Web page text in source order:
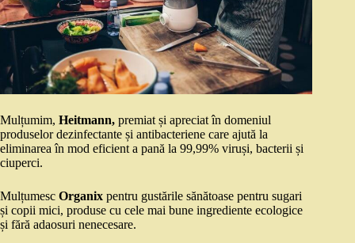
Mulțumim, Heitmann, premiat și apreciat în domeniul
produselor dezinfectante și antibacteriene care ajută la
eliminarea în mod eficient a pană la 99,99% viruși, bacterii și
ciuperci.
Mulțumesc Organix pentru gustările sănătoase pentru sugari
și copii mici, produse cu cele mai bune ingrediente ecologice
și fără adaosuri nenecesare.